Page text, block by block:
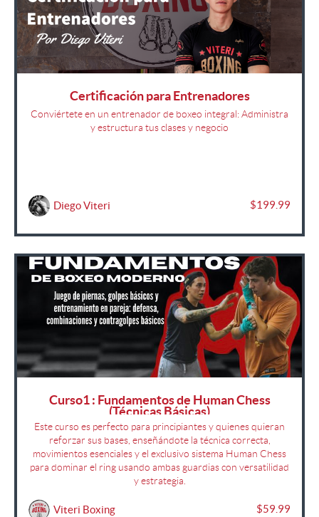
Certificación para Entrenadores
Conviértete en un entrenador de boxeo integral: Administra
y estructura tus clases y negocio
Diego Viteri $199.99
Curso1 : Fundamentos de Human Chess
(Técnicas Básicas)
Este curso es perfecto para principiantes y quienes quieran
reforzar sus bases, enseñándote la técnica correcta,
movimientos esenciales y el exclusivo sistema Human Chess
para dominar el ring usando ambas guardias con versatilidad
y estrategia.
Viteri Boxing $59.99